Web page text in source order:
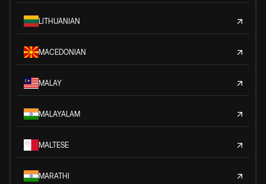
LITHUANIAN
MACEDONIAN
MALAY
MALAYALAM
MALTESE
MARATHI